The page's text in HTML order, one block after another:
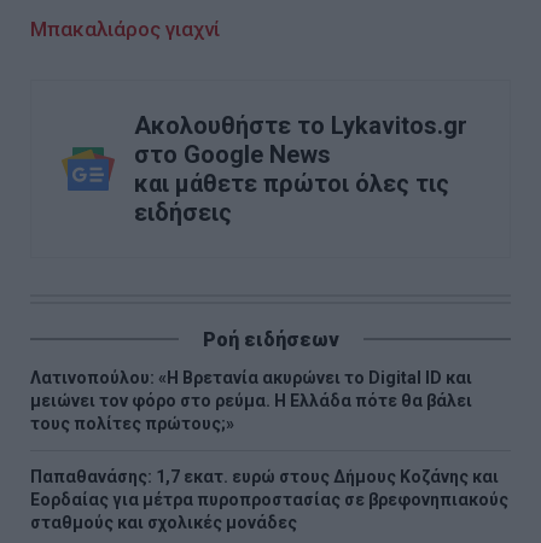
Μπακαλιάρος γιαχνί
Ακολουθήστε το Lykavitos.gr
στο Google News
και μάθετε πρώτοι όλες τις
ειδήσεις
Ροή ειδήσεων
Λατινοπούλου: «H Βρετανία ακυρώνει το Digital ID και
μειώνει τον φόρο στο ρεύμα. Η Ελλάδα πότε θα βάλει
τους πολίτες πρώτους;»
Παπαθανάσης: 1,7 εκατ. ευρώ στους Δήμους Κοζάνης και
Εορδαίας για μέτρα πυροπροστασίας σε βρεφονηπιακούς
σταθμούς και σχολικές μονάδες